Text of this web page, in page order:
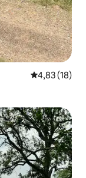
Gemiddelde
4,83 (18)